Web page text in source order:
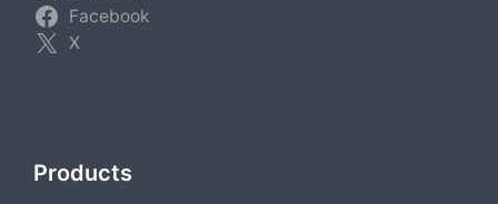
Facebook
X
Products